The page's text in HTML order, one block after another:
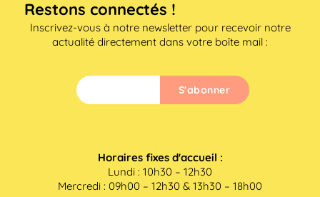
Restons connectés !
Inscrivez-vous à notre newsletter pour recevoir notre
actualité directement dans votre boîte mail :
Horaires fixes d'accueil :
Lundi : 10h30 – 12h30
Mercredi : 09h00 – 12h30 & 13h30 – 18h00